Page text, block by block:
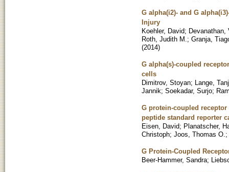
G alpha(i2)- and G
Injury
Koehler, David; Devanathan,
Roth, Judith M. ; Granja,
(2014)
G alpha(s)-coupled
cells
Dimitrov, Stoyan; Lange,
Jannik; Soekadar, Surjo;
G protein-coupled
peptide standard reporter
Eisen, David; Planatscher,
Christoph; Joos, Thomas O. ;
G Protein-Coupled
Beer-Hammer, Sandra;